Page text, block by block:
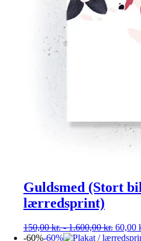
Guldsmed (Stort
lærredsprint)
150,00kr.-1.600,00kr. 60,00
-60%-60%